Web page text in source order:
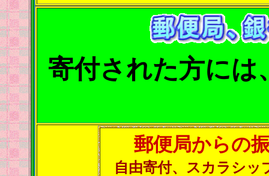
寄付された方には
郵便局からの
自由寄付、スカラシッ